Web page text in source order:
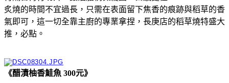
炙燒的時間不宜過長，只需在表面留下焦香的痕跡與稻草的香
氣即可，這一切全靠主廚的專業拿捏，長庚店的稻草燒特盛大
推，必點。
《醋漬柚香鮭魚 300元》